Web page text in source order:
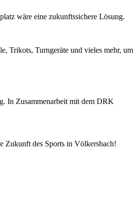
wäre eine zukunftssichere Lösung.
Trikots, Turngeräte und vieles mehr, um
In Zusammenarbeit mit dem DRK
Zukunft des Sports in Völkersbach!